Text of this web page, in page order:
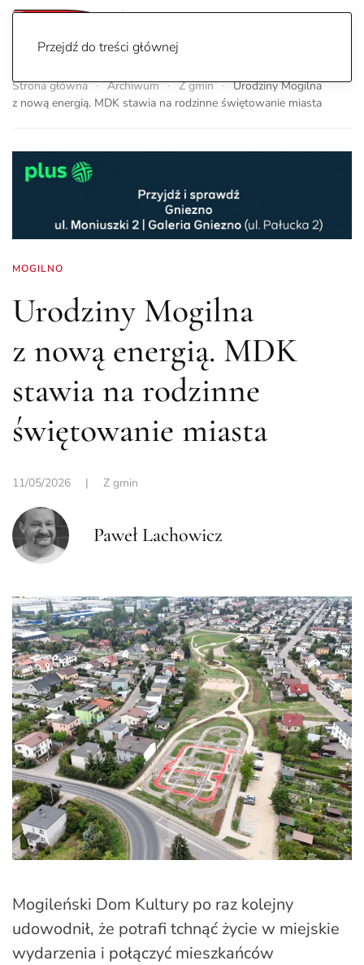
Przejdź do treści głównej
Strona główna Archiwum Z gmin
Urodziny Mogilna
z nową energią. MDK stawia na rodzinne świętowanie miasta
MOGILNO
Urodziny Mogilna
z nową energią. MDK
stawia na rodzinne
świętowanie miasta
11/05/2026 | Z gmin
Paweł Lachowicz
Mogileński Dom Kultury po raz kolejny
udowodnił, że potrafi tchnąć życie w miejskie
wydarzenia i połączyć mieszkańców